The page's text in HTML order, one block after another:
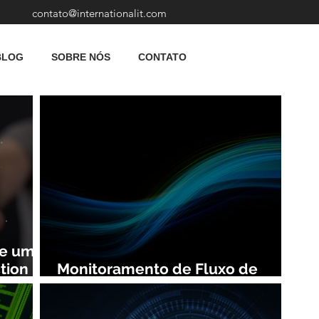
contato@internationalit.com
SOBRE NÓS CONTATO
uma
Monitoramento de Fluxo de
Rede: Vantagens e Benefícios